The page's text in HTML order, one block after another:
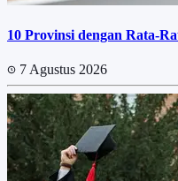
10 Provinsi dengan Rata-
7 Agustus 2026